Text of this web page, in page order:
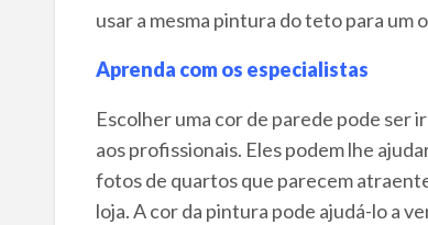
usar a mesma pintura do teto para um
Aprenda com os especialistas
Escolher uma cor de parede pode ser
aos profissionais. Eles podem lhe
fotos de quartos que parecem
loja. A cor da pintura pode ajudá-lo a